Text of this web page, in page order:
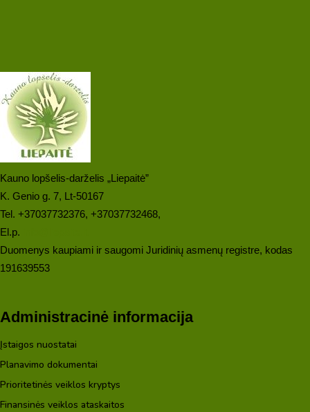
Kauno lopšelis-darželis „Liepaitė”
K. Genio g. 7, Lt-50167
Tel. +37037732376, +37037732468,
El.p.
Duomenys kaupiami ir saugomi Juridinių asmenų registre, kodas
191639553
Administracinė informacija
Įstaigos nuostatai
Planavimo dokumentai
Prioritetinės veiklos kryptys
Finansinės veiklos ataskaitos